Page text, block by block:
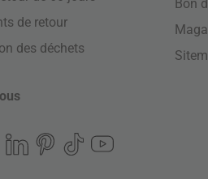
de retour
des déchets
Bon